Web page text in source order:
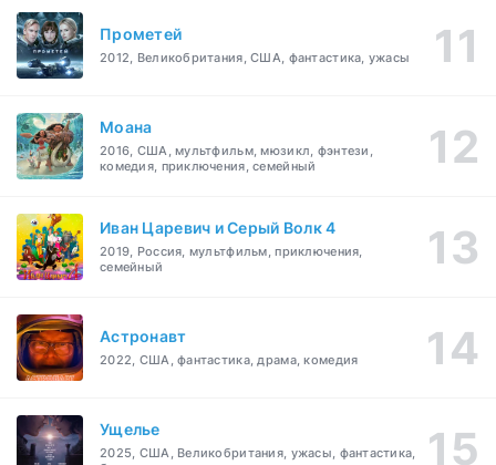
Прометей
2012, Великобритания, США, фантастика, ужасы
Моана
2016, США, мультфильм, мюзикл, фэнтези,
комедия, приключения, семейный
Иван Царевич и Серый Волк 4
2019, Россия, мультфильм, приключения,
семейный
Астронавт
2022, США, фантастика, драма, комедия
Ущелье
2025, США, Великобритания, ужасы, фантастика,